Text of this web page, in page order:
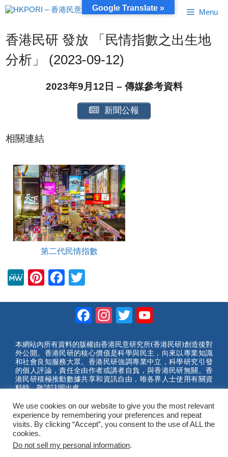
跳
至
容
Menu
香港民研 發放 「民情指數之出生地
分析」 (2023-09-12)
2023年9月12日 – 傳媒參考資料
新聞公報
相關連結
第二代民情指數
M
Pi
st
F
b
o
o
k
tt
er
Facebook
Instagram
Twitter
本網站內所有資料的版權由香港民意研究所(香港民研)創造後對
外公開。香港民研的核心價值是科學與民主，向來以專業知識
和社會良知服務大眾。香港民研強調專業中立，科學研究引發
的個人評論，責任全由作者或講者自負，與香港民研無關。香
港民研積極推動數據共享和資訊自由，唯各界人士使用有關資
料時，敬請註明出處。
2023 © Hong Kong Public Opinion Research Institute
香港民意研究所 |網站使用條款(英文)
We use cookies on our website to give you the most relevant
experience by remembering your preferences and repeat
visits. By clicking “Accept”, you consent to the use of ALL the
cookies.
Do not sell my personal information.
Google Translate »